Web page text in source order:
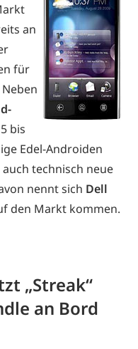
an
für
bis
Edel-Androiden
technisch neue
nennt sich Dell
den Markt kommen.
„Streak“
an Bord